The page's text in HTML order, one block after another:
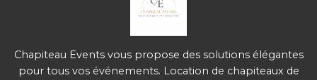
Chapiteau Events vous propose des solutions élégantes
pour tous vos événements. Location de chapiteaux de